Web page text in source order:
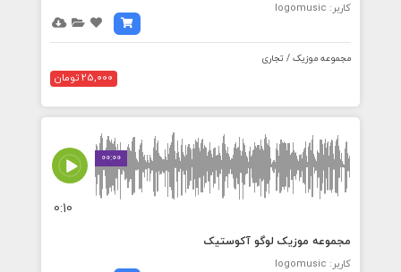
کاربر: logomusic
مجموعه موزیک / تجاری
25,000 تومان
00:00
0:10
مجموعه موزیک لوگو آکوستیک
کاربر: logomusic